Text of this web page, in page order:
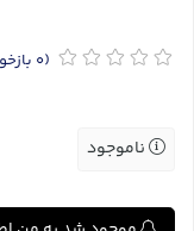
(0
ناموجود